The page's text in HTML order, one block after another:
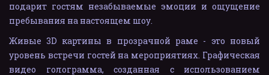
подарит гостям незабываемые эмоции и ощущение
пребывания на настоящем шоу.
Живые 3D картины в прозрачной раме - это новый
уровень встречи гостей на мероприятиях. Графическая
видео голограмма, созданная с использованием